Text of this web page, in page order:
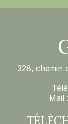
328, chemin
Mail :